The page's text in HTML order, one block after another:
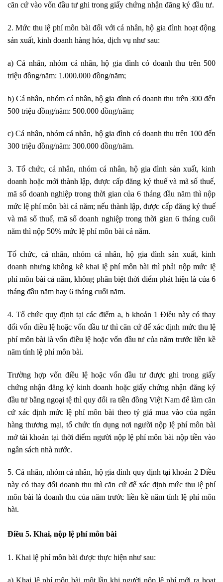
căn cứ vào vốn đầu tư ghi trong giấy chứng nhận đăng ký đầu tư.
2. Mức thu lệ phí môn bài đối với cá nhân, hộ gia đình hoạt động
sản xuất, kinh doanh hàng hóa, dịch vụ như sau:
a) Cá nhân, nhóm cá nhân, hộ gia đình có doanh thu trên 500
triệu đồng/năm: 1 .000.000 đồng/năm;
b) Cá nhân, nhóm cá nhân, hộ gia đình có doanh thu trên 300 đến
500 triệu đồng/năm: 500.000 đồng/năm;
c) Cá nhân, nhóm cá nhân, hộ gia đình có doanh thu trên 100 đến
300 triệu đồng/năm: 300.000 đồng/năm.
3. Tổ chức, cá nhân, nhóm cá nhân, hộ gia đình sản xuất, kinh
doanh hoặc mới thành lập, được cấp đăng ký thuế và mã số thuế,
mã số doanh nghiệp trong thời gian của 6 tháng đầu năm thì nộp
mức lệphí môn bài cả năm; nếu thành lập, được cấp đăng ký thuế
và mã số thuế, mã số doanh nghiệp trong thời gian 6 tháng cuối
năm thì nộp 50% mức lệ phí môn bài cả năm.
Tổ chức, cá nhân, nhóm cá nhân, hộ gia đình sản xuất, kinh
doanh nhưng không kê khai lệ phí môn bài thì phải nộp mức lệ
phí môn bài cả năm, không phân biệt thời điểm phát hiện là của 6
tháng đầu năm hay 6 tháng cuối năm.
4. Tổ chức quy định tại các điểm a, b khoản 1 Điều này có thay
đổi vốn điều lệ hoặc vốn đầu tư thì căn cứ để xác định mức thu lệ
phí môn bài là vốn điều lệ hoặc vốn đầu tư của năm trước liền kề
năm tính lệ phí môn bài.
Trường hợp vốn điều lệ hoặc vốn đầu tư được ghi trong giấy
chứng nhận đăng ký kinh doanh hoặc giấy chứng nhận đăng ký
đầu tư bằng ngoại tệ thì quy đổi ra tiền đồng Việt Nam để làm căn
cứ xác định mức lệ phí môn bài theo tỷ giá mua vào của ngân
hàng thương mại, tổ chức tín dụng nơi người nộp lệ phí môn bài
mở tài khoản tại thời điểm người nộp lệ phí môn bài nộp tiền vào
ngân sách nhà nước.
5. Cá nhân, nhóm cá nhân, hộ gia đình quy định tại khoản 2 Điều
này có thay đổi doanh thu thì căn cứ để xác định mức thu lệ phí
môn bài là doanh thu của năm trước liền kề năm tính lệ phí môn
bài.
Điều 5. Khai, nộp lệ phí môn bài
1. Khai lệ phí môn bài được thực hiện như sau:
a) Khai lệ phí môn bài một lần khi người nộp lệ phí mới ra hoạt